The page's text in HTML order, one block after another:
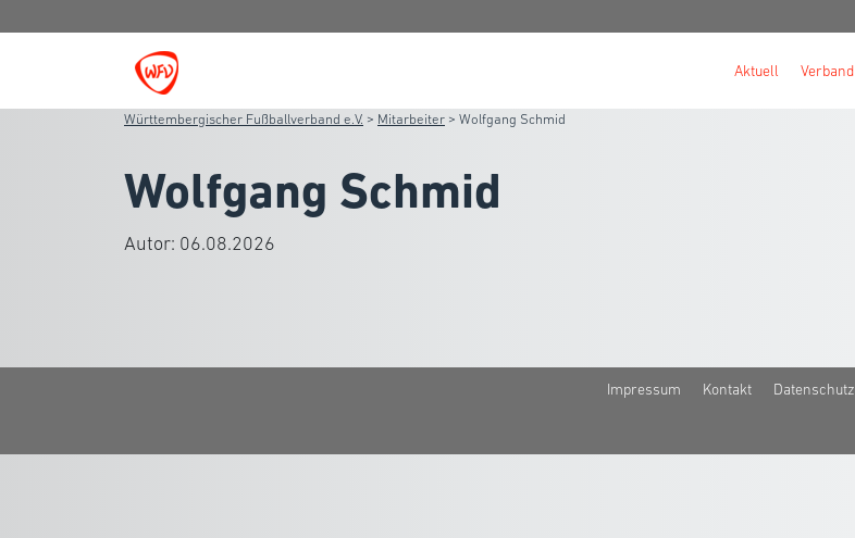
Aktuell Verband
Württembergischer Fußballverband e.V. > Mitarbeiter > Wolfgang Schmid
Wolfgang Schmid
Autor: 06.08.2026
Impressum Kontakt Datenschutz